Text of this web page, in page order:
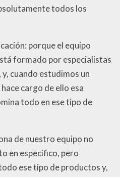
todos los
porque el equipo
formado por especialistas
cuando estudimos un
cargo de ello esa
todo en ese tipo de
de nuestro equipo no
en específico, pero
ese tipo de productos y,